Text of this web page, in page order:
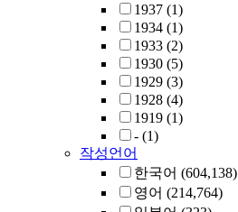
1937 (1)
1934 (1)
1933 (2)
1930 (5)
1929 (3)
1928 (4)
1919 (1)
- (1)
작성언어
한국어 (604,138)
영어 (214,764)